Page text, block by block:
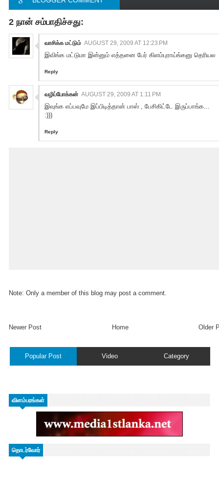
FACEBOOK COMMENT
2 நான் சம்பாதிச்சது:
வாசிக்க மட்டும் AUGUST 29, 2009 AT 12:23 PM
இவிங்க மட்டுமா இன்னும் எத்தனை பேர் கிளம்புராய்ங்கனு தெரியல
Reply
வழிப்போக்கன் AUGUST 29, 2009 AT 1:11 PM
இவுங்க எப்பவுமே இப்பிடித்தான் பாஸ் , பேசிகிட்டே இருப்பாங்க...
:)))
Reply
Note: Only a member of this blog may post a comment.
Newer Post Older
Home
Popular Post Video Category
விளம்பரங்கள்
தொடர்வோர்